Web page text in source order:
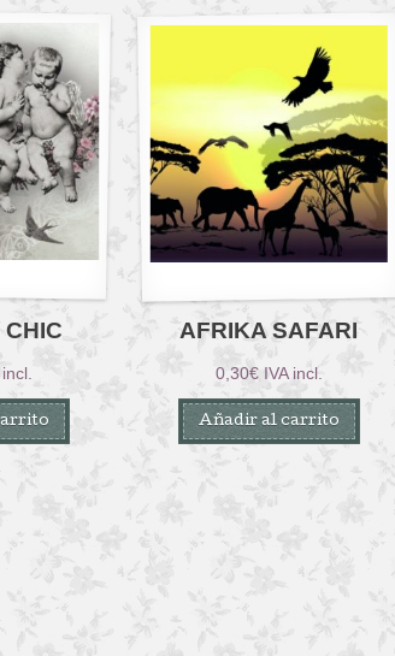
AFRIKA SAFARI
0,30€ IVA incl.
Añadir al carrito